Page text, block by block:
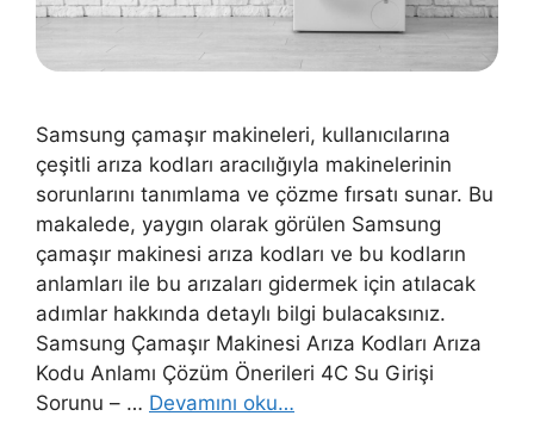
Samsung çamaşır makineleri, kullanıcılarına
çeşitli arıza kodları aracılığıyla makinelerinin
sorunlarını tanımlama ve çözme fırsatı sunar. Bu
makalede, yaygın olarak görülen Samsung
çamaşır makinesi arıza kodları ve bu kodların
anlamları ile bu arızaları gidermek için atılacak
adımlar hakkında detaylı bilgi bulacaksınız.
Samsung Çamaşır Makinesi Arıza Kodları Arıza
Kodu Anlamı Çözüm Önerileri 4C Su Girişi
Sorunu – … Devamını oku…